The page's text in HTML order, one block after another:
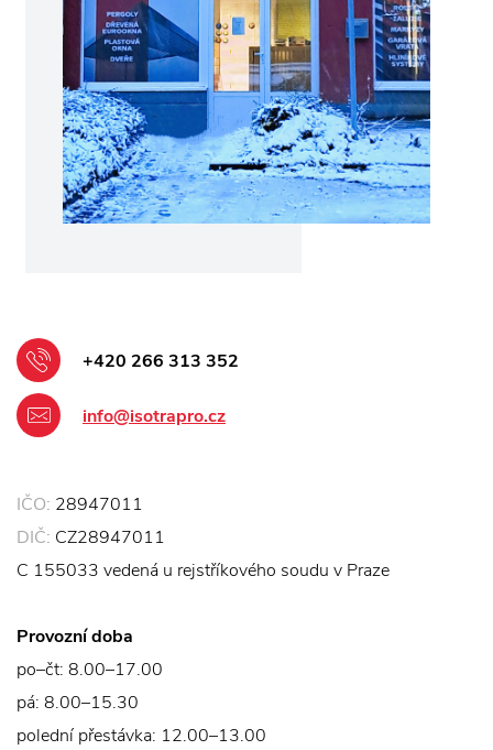
+420 266 313 352
info@isotrapro.cz
IČO: 28947011
DIČ: CZ28947011
C 155033 vedená u rejstříkového soudu v Praze
Provozní doba
po–čt: 8.00–17.00
pá: 8.00–15.30
polední přestávka: 12.00–13.00